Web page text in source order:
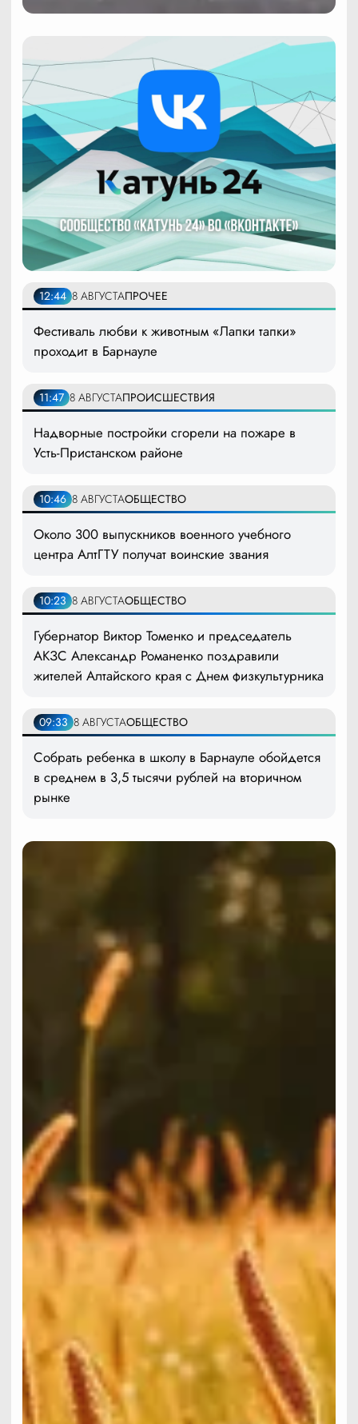
12:44 8 АВГУСТАПРОЧЕЕ
Фестиваль любви к животным «Лапки тапки»
проходит в Барнауле
11:47 8 АВГУСТАПРОИСШЕСТВИЯ
Надворные постройки сгорели на пожаре в
Усть-Пристанском районе
10:46 8 АВГУСТАОБЩЕСТВО
Около 300 выпускников военного учебного
центра АлтГТУ получат воинские звания
10:23 8 АВГУСТАОБЩЕСТВО
Губернатор Виктор Томенко и председатель
АКЗС Александр Романенко поздравили
жителей Алтайского края с Днем физкультурника
09:33 8 АВГУСТАОБЩЕСТВО
Собрать ребенка в школу в Барнауле обойдется
в среднем в 3,5 тысячи рублей на вторичном
рынке